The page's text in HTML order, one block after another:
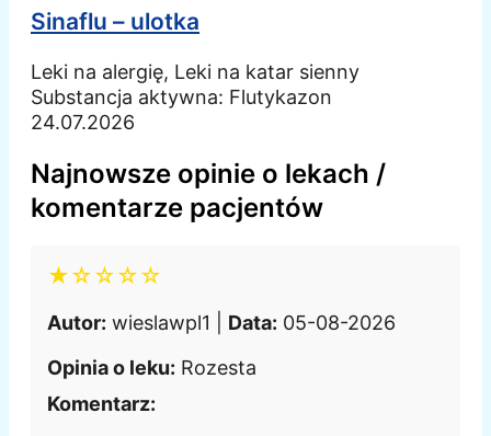
Sinaflu – ulotka
Leki na alergię, Leki na katar sienny
Substancja aktywna: Flutykazon
24.07.2026
Najnowsze opinie o lekach /
komentarze pacjentów
★☆☆☆☆
Autor: wieslawpl1 | Data: 05-08-2026
Opinia o leku: Rozesta
Komentarz: